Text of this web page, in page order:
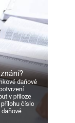
daňové
v příloze
přílohu číslo